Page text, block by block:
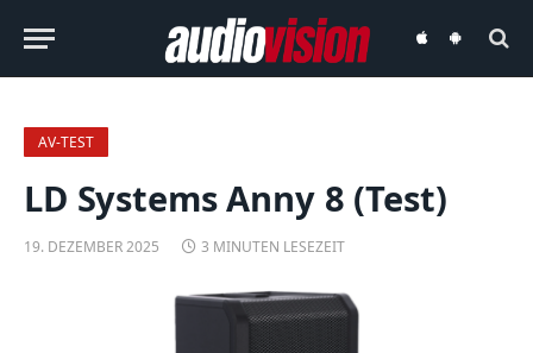
audiovisionaudiovision
AV-TEST
LD Systems Anny 8 (Test)
19. DEZEMBER 2025 3 MINUTEN LESEZEIT